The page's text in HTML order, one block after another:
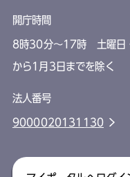
開庁時間
8時30分～17時 土曜日
から1月3日までを除く
法人番号
9000020131130